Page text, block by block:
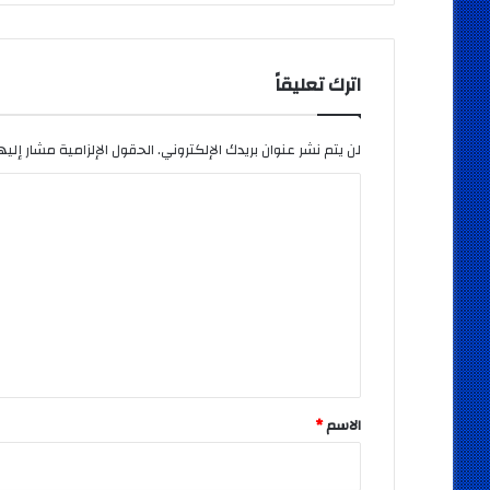
اترك تعليقاً
لن يتم نشر عنوان بريدك الإلكتروني.الحقول الإلزامية مشار
*
الاسم*